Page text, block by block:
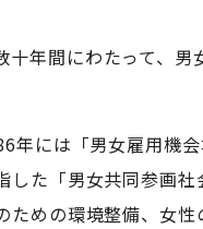
十年間にわたって、
年には「男女雇用機
した「男女共同参画
ための環境整備、女